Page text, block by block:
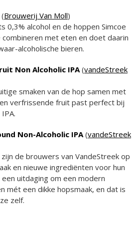
(Brouwerij Van Moll)
0,3% alcohol en de hoppen Simcoe
met eten en doet daarin
alcoholische bieren.
Non Alcoholic IPA (vandeStreek
smaken van de hop samen met
verfrissende fruit past perfect bij
Non-Alcoholic IPA (vandeStreek
de brouwers van VandeStreek op
en nieuwe ingrediënten voor hun
uitdaging om een modern
mét een dikke hopsmaak, en dat is
zelf.